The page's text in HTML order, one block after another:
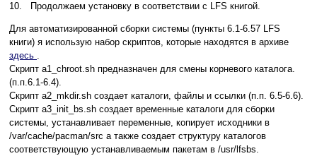
10. Продолжаем установку в соответствии с LFS книгой.
Для автоматизированной сборки системы (пункты 6.1-6.57 LFS
книги) я использую набор скриптов, которые находятся в архиве
здесь .
Скрипт a1_chroot.sh предназначен для смены корневого каталога.
(п.п.6.1-6.4).
Скрипт a2_mkdir.sh создает каталоги, файлы и ссылки (п.п. 6.5-6.6).
Скрипт a3_init_bs.sh создает временные каталоги для сборки
системы, устанавливает переменные, копирует исходники в
/var/cache/pacman/src а также создает структуру каталогов
соответствующую устанавливаемым пакетам в /usr/lfsbs.